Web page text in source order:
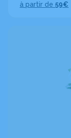
à partir de 59€